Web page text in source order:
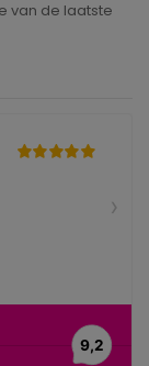
van de laatste